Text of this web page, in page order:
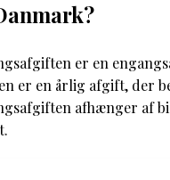
er en
er en årlig afgift, der
afhænger af